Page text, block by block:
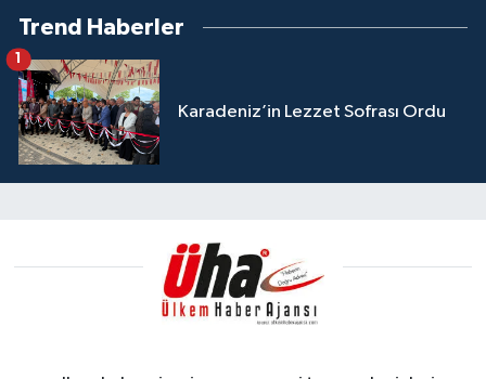
Trend Haberler
Karadeniz’in Lezzet Sofrası Ordu
1